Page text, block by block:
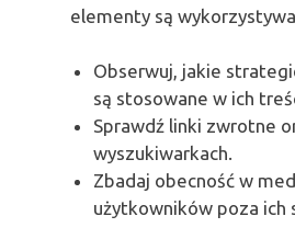
elementy są
Obserwuj, jakie
są stosowane w ich
Sprawdź linki zwrotne
wyszukiwarkach.
Zbadaj obecność w
użytkowników poza